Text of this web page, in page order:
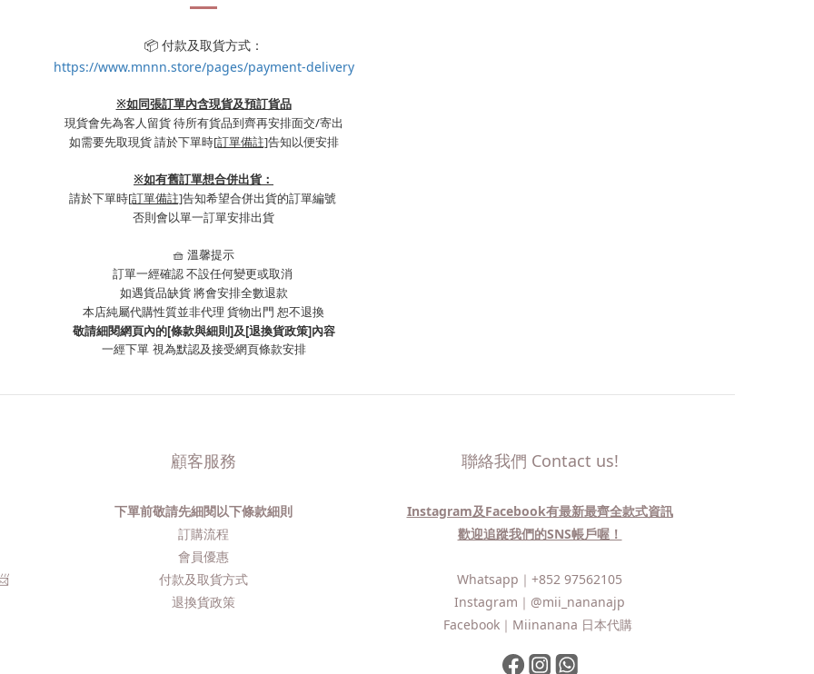
📦 付款及取貨方式：
https://www.mnnn.store/pages/payment-delivery
※如同張訂單內含現貨及預訂貨品
現貨會先為客人留貨 待所有貨品到齊再安排面交/寄出
如需要先取現貨 請於下單時[訂單備註]告知以便安排
※如有舊訂單想合併出貨：
請於下單時[訂單備註]告知希望合併出貨的訂單編號
否則會以單一訂單安排出貨
🧺 溫馨提示
訂單一經確認 不設任何變更或取消
如遇貨品缺貨 將會安排全數退款
本店純屬代購性質並非代理 貨物出門 恕不退換
敬請細閱網頁內的[條款與細則]及[退換貨政策]內容
一經下單 視為默認及接受網頁條款安排
顧客服務
下單前敬請先細閱以下條款細則
訂購流程​
會員優惠
付款及取貨方式
退換貨政策
聯絡我們 Contact us!
Instagram及Facebook有最新最齊全款式資訊
歡迎追蹤我們的SNS帳戶喔！
Whatsapp｜ +852 97562105
Instagram｜ @mii_nananajp
Facebook｜ Miinanana 日本代購